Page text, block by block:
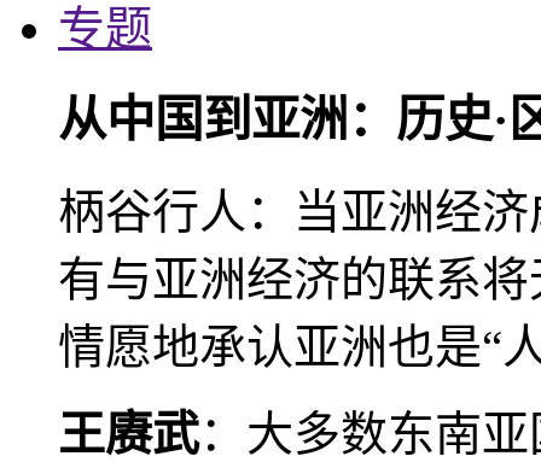
专题
从中国到亚洲：历史·
柄谷行人：当亚洲经
有与亚洲经济的联系
情愿地承认亚洲也是“
王赓武：大多数东南